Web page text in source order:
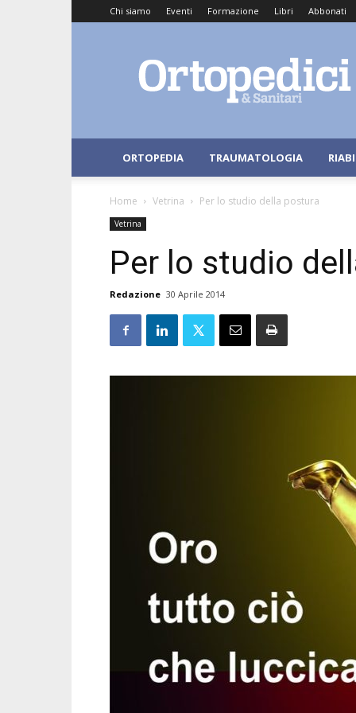
Chi siamo Eventi Formazione Libri Abbonati
e
Sanitari
ORTOPEDIA TRAUMATOLOGIA
Home Vetrina Per lo studio della postura
Vetrina
Per lo studio
Redazione 30 Aprile 2014